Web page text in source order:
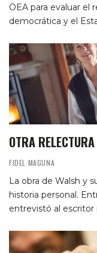
OEA para evaluar el
democrática y el
OTRA
FIDEL MAGUNA
La obra de Walsh y
historia personal.
entrevistó al escritor